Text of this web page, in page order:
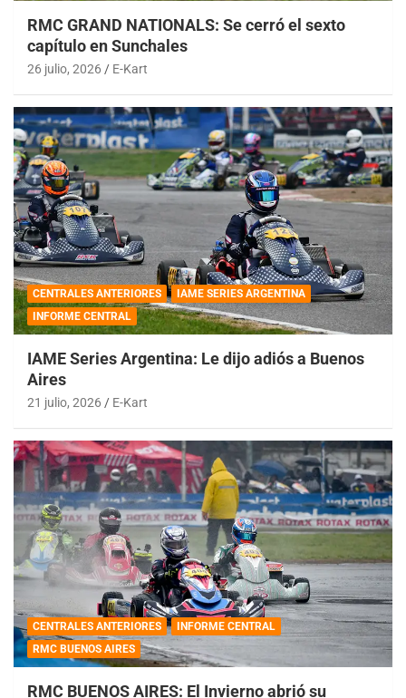
RMC GRAND NATIONALS: Se cerró el sexto
capítulo en Sunchales
26 julio, 2026 E-Kart
CENTRALES ANTERIORES
IAME SERIES ARGENTINA
INFORME CENTRAL
IAME Series Argentina: Le dijo adiós a Buenos
Aires
21 julio, 2026 E-Kart
CENTRALES ANTERIORES
INFORME CENTRAL
RMC BUENOS AIRES
RMC BUENOS AIRES: El Invierno abrió su